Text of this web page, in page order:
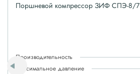
Поршневой компрессор ЗИФ СПЭ-8/7
Производительность
Максимальное давление